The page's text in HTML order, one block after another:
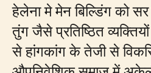
हेलेना मे मेन बिल्डिंग को
तुंग जैसे प्रतिष्ठित
से हांगकांग के तेजी से